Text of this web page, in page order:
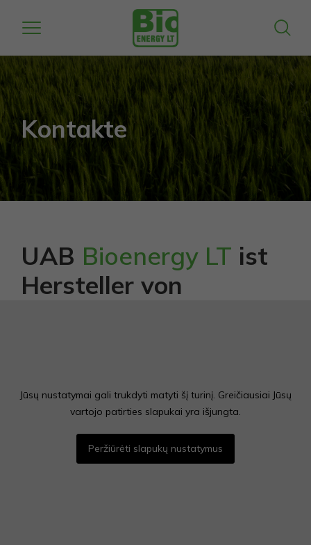
Kontakte
UAB Bioenergy LT ist
Hersteller von
+370 674 46174
info@bioenergy.lt
Jūsų nustatymai gali trukdyti matyti šį turinį. Greičiausiai Jūsų
vartojo patirties slapukai yra išjungta.
Peržiūrėti slapukų nustatymus